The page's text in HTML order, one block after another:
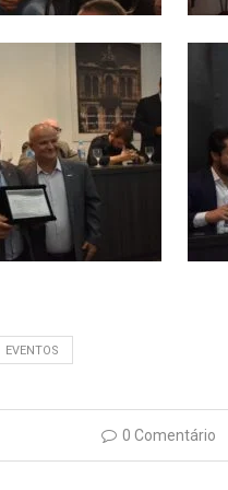
EVENTOS
0 Comentário